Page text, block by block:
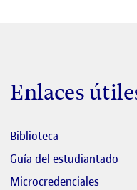
Enlaces
Biblioteca
Guía del estudiantado
Microcredenciales